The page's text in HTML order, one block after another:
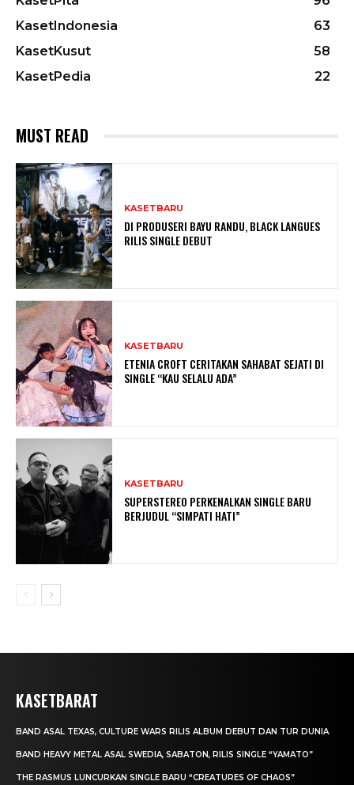
KasetIndonesia
63
KasetKusut
58
KasetPedia
22
MUST READ
KASETBARU
DI PRODUSERI BAYU RANDU, BLACK LANGUES
RILIS SINGLE DEBUT
KASETBARU
ETENIA CROFT CERITAKAN SAHABAT SEJATI DI
SINGLE “KAU SELALU ADA”
KASETBARU
SUPERSTEREO PERKENALKAN SINGLE BARU
BERJUDUL “SIMPATI HATI”
KASETBARAT
BAND ASAL TEXAS, CULTURE WARS RILIS ALBUM DEBUT DAN TUR DUNIA
BAND HEAVY METAL ASAL SWEDIA, SABATON, RILIS SINGLE “YAMATO”
THE RASMUS LUNCURKAN SINGLE BARU “CREATURES OF CHAOS”